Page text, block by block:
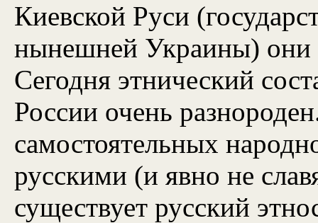
Киевской Руси
нынешней Украины) они
Сегодня этнический
России очень
самостоятельных
русскими (и явно не
существует русский